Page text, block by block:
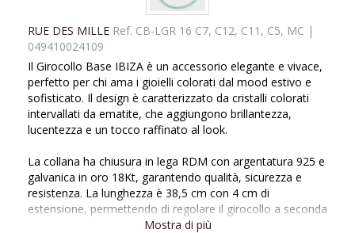
RUE DES MILLE Ref. CB-LGR 16 C7, C12, C11, C5, MC |
049410024109
Il Girocollo Base IBIZA è un accessorio elegante e vivace,
perfetto per chi ama i gioielli colorati dal mood estivo e
sofisticato. Il design è caratterizzato da cristalli colorati
intervallati da ematite, che aggiungono brillantezza,
lucentezza e un tocco raffinato al look.
La collana ha chiusura in lega RDM con argentatura 925 e
galvanica in oro 18Kt, garantendo qualità, sicurezza e
resistenza. La lunghezza è 38,5 cm con 4 cm di
estensione, permettendo di regolare il girocollo a seconda
Mostra di più